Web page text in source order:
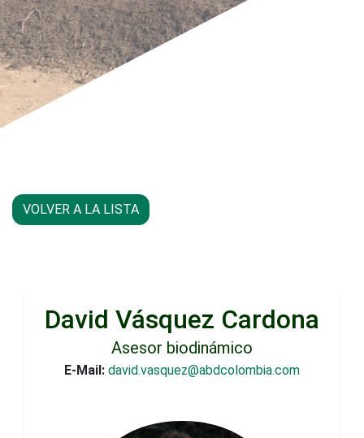
VOLVER A LA LISTA
David Vásquez Cardona
Asesor biodinámico
E-Mail: david.vasquez@abdcolombia.com